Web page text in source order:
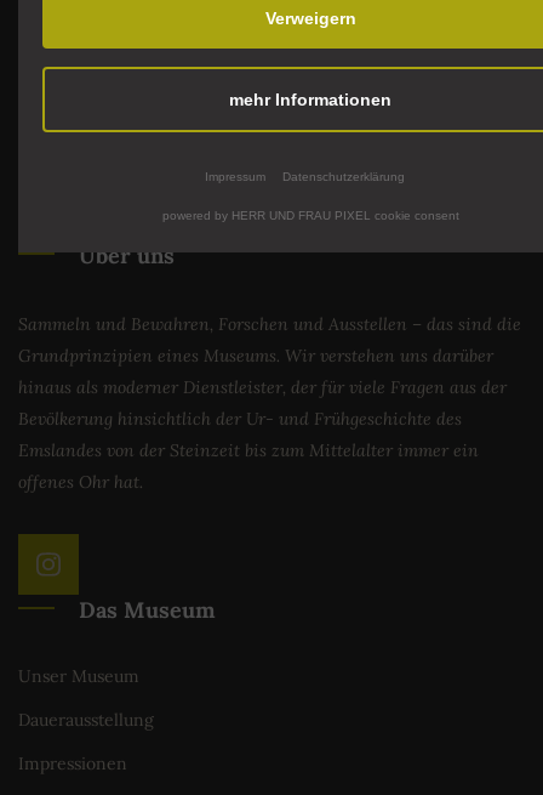
Über uns
Sammeln und Bewahren, Forschen und Ausstellen – das sind die
Grundprinzipien eines Museums. Wir verstehen uns darüber
hinaus als moderner Dienstleister, der für viele Fragen aus der
Bevölkerung hinsichtlich der Ur- und Frühgeschichte des
Emslandes von der Steinzeit bis zum Mittelalter immer ein
offenes Ohr hat.
Das Museum
Unser Museum
Dauerausstellung
Impressionen
Verweigern
mehr Informationen
Impressum Datenschutzerklärung
powered by HERR UND FRAU PIXEL cookie consent